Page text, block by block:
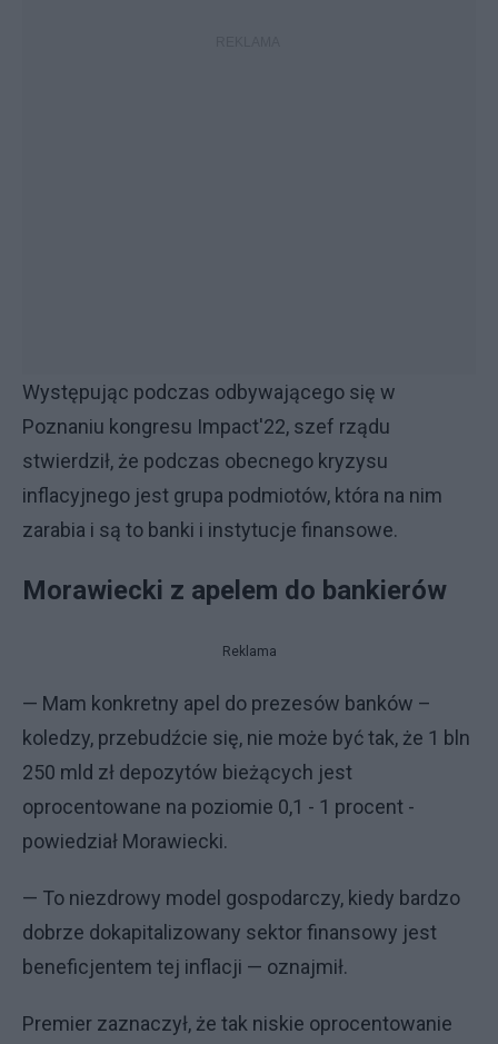
Występując podczas odbywającego się w
Poznaniu kongresu Impact'22, szef rządu
stwierdził, że podczas obecnego kryzysu
inflacyjnego jest grupa podmiotów, która na nim
zarabia i są to banki i instytucje finansowe.
Morawiecki z apelem do bankierów
Reklama
— Mam konkretny apel do prezesów banków –
koledzy, przebudźcie się, nie może być tak, że 1 bln
250 mld zł depozytów bieżących jest
oprocentowane na poziomie 0,1 - 1 procent -
powiedział Morawiecki.
— To niezdrowy model gospodarczy, kiedy bardzo
dobrze dokapitalizowany sektor finansowy jest
beneficjentem tej inflacji — oznajmił.
Premier zaznaczył, że tak niskie oprocentowanie